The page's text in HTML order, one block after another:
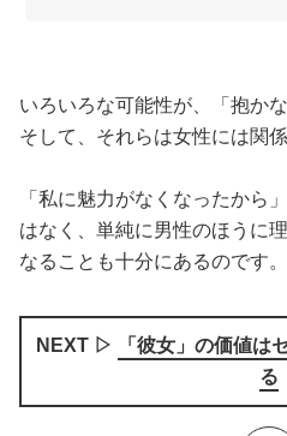
いろいろな可能性が、「抱か
そして、それらは女性には関
「私に魅力がなくなったから
はなく、単純に男性のほうに
なることも十分にあるのです。
NEXT ▷
「彼女」の価値は
る